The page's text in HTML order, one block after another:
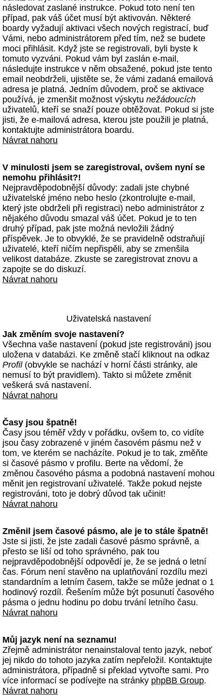
následovat zaslané instrukce. Pokud toto není ten
případ, pak váš účet musí být aktivován. Některé
boardy vyžadují aktivaci všech nových registrací, buď
Vámi, nebo administrátorem před tím, než se budete
moci přihlásit. Když jste se registrovali, byli byste k
tomuto vyzváni. Pokud vám byl zaslán e-mail,
následujte instrukce v něm obsažené, pokud jste tento
email neobdrželi, ujistěte se, že vámi zadaná emailová
adresa je platná. Jedním důvodem, proč se aktivace
používá, je zmenšit možnost výskytu nežádoucích
uživatelů, kteří se snaží pouze obtěžovat. Pokud si jste
jisti, že e-mailová adresa, kterou jste použili je platná,
kontaktujte administrátora boardu.
Návrat nahoru
V minulosti jsem se zaregistroval, ovšem nyní se
nemohu přihlásit?!
Nejpravděpodobnější důvody: zadali jste chybné
uživatelské jméno nebo heslo (zkontrolujte e-mail,
který jste obdrželi při registraci) nebo administrátor z
nějakého důvodu smazal váš účet. Pokud je to ten
druhý případ, pak jste možná nevložili žádný
příspěvek. Je to obvyklé, že se pravidelně odstraňují
uživatelé, kteří ničím nepřispěli, aby se zmenšila
velikost databáze. Zkuste se zaregistrovat znovu a
zapojte se do diskuzí.
Návrat nahoru
Uživatelská nastavení
Jak změním svoje nastavení?
Všechna vaše nastavení (pokud jste registrováni) jsou
uložena v databázi. Ke změně stačí kliknout na odkaz
Profil(obvykle se nachází v horní části stránky, ale
nemusí to být pravidlem). Takto si můžete změnit
veškerá svá nastavení.
Návrat nahoru
Časy jsou špatně!
Časy jsou téměř vždy v pořádku, ovšem to, co vidíte
jsou časy zobrazené v jiném časovém pásmu než v
tom, ve kterém se nacházíte. Pokud je to tak, změňte
si časové pásmo v profilu. Berte na vědomí, že
změnou časového pásma a podobná nastavení mohou
měnit jen registrovaní uživatelé. Takže pokud nejste
registrováni, toto je dobrý důvod tak učinit!
Návrat nahoru
Změnil jsem časové pásmo, ale je to stále špatně!
Jste si jisti, že jste zadali časové pásmo správně, a
přesto se liší od toho správného, pak tou
nejpravděpodobnější odpovědí je, že se jedná o letní
čas. Fórum není stavěno na uplatňování rozdílu mezi
standardním a letním časem, takže se může jednat o 1
hodinový rozdíl. Řešením může být posunutí časového
pásma o jednu hodinu po dobu trvání letního času.
Návrat nahoru
Můj jazyk není na seznamu!
Zřejmě administrátor nenainstaloval tento jazyk, neboť
jej nikdo do tohoto jazyka zatím nepřeložil. Kontaktujte
administrátora, případně si překlad vytvořte sami. Pro
více informací se podívejte na stránky phpBB Group.
Návrat nahoru